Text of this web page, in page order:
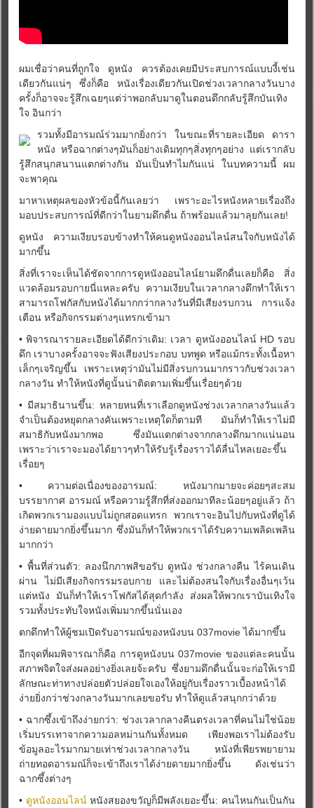
ผมเชื่อว่าคนที่ถูกใจ ดูหนัง ควรต้องเคยมีประสบการณ์แบบงี้เช่น
เดียวกันแน่ๆ ซึ่งก็คือ หนังเรื่องเดียวกันเปิดช่วงเวลากลางวันบาง
ครั้งก็อาจจะรู้สึกเฉยๆแต่ว่าพอกลับมาดูในตอนดึกกลับรู้สึกบันเทิง
ใจ อินกว่า
รวมทั้งมีอารมณ์ร่วมมากยิ่งกว่า ในขณะที่รายละเอียด ดารา
หนัง หรือฉากต่างๆมันก็อย่างเดิมทุกๆสิ่งทุกๆอย่าง แต่เรากลับ
รู้สึกสนุกสนานแตกต่างกัน มันเป็นทำไมกันแน่ ในบทความนี้ ผม
จะพาคุณ
มาหาเหตุผลของหัวข้อนี้กันเลยว่า เพราะอะไรหนังหลายเรื่องถึง
มอบประสบการณ์ที่ดีกว่าในยามดึกดื่น ถ้าพร้อมแล้วมาลุยกันเลย!
ดูหนัง ความเงียบรอบข้างทำให้คนดูหนังออนไลน์สนใจกับหนังได้
มากขึ้น
สิ่งที่เราจะเห็นได้ชัดจากการดูหนังออนไลน์ยามดึกดื่นเลยก็คือ สิ่ง
แวดล้อมรอบกายนี่แหละครับ ความเงียบในเวลากลางดึกทำให้เรา
สามารถโฟกัสกับหนังได้มากกว่ากลางวันที่มีเสียงรบกวน การแจ้ง
เตือน หรือกิจกรรมต่างๆแทรกเข้ามา
• พิจารณารายละเอียดได้ดีกว่าเดิม: เวลา ดูหนังออนไลน์ HD รอบ
ดึก เราบางครั้งอาจจะฟังเสียงประกอบ บทพูด หรือแม้กระทั้งเนื้อหา
เล็กๆเจริญขึ้น เพราะเหตุว่ามันไม่มีสิ่งรบกวนมากราวกับช่วงเวลา
กลางวัน ทำให้หนังที่ดูนั้นน่าติดตามเพิ่มขึ้นเรื่อยๆด้วย
• มีสมาธินานขึ้น: หลายหนที่เราเลือกดูหนังช่วงเวลากลางวันแล้ว
จำเป็นต้องหยุดกลางคันเพราะเหตุใดก็ตามที มันก็ทำให้เราไม่มี
สมาธิกับหนังมากพอ ซึ่งมันแตกต่างจากกลางดึกมากแน่นอน
เพราะว่าเราจะมองได้ยาวๆทำให้รับรู้เรื่องราวได้ลื่นไหลเยอะขึ้น
เรื่อยๆ
• ความต่อเนื่องของอารมณ์: หนังมากมายจะค่อยๆสะสม
บรรยากาศ อารมณ์ หรือความรู้สึกที่ส่งออกมาทีละน้อยๆอยู่แล้ว ถ้า
เกิดพวกเรามองแบบไม่ถูกสอดแทรก พวกเราจะอินไปกับหนังที่ดูได้
ง่ายดายมากยิ่งขึ้นมาก ซึ่งมันก็ทำให้พวกเราได้รับความเพลิดเพลิน
มากกว่า
• พื้นที่ส่วนตัว: ลองนึกภาพสิขอรับ ดูหนัง ช่วงกลางคืน ไร้คนเดิน
ผ่าน ไม่มีเสียงกิจกรรมรอบกาย และไม่ต้องสนใจกับเรื่องอื่นๆเว้น
แต่หนัง มันก็ทำให้เราโฟกัสได้สุดกำลัง ส่งผลให้พวกเราบันเทิงใจ
รวมทั้งประทับใจหนังเพิ่มมากขึ้นนั่นเอง
ตกดึกทำให้ผู้ชมเปิดรับอารมณ์ของหนังบน 037movie ได้มากขึ้น
อีกจุดที่ผมพิจารณาก็คือ การดูหนังบน 037movie ของแต่ละคนนั้น
สภาพจิตใจส่งผลอย่างยิ่งเลยจ้ะครับ ซึ่งยามดึกดื่นนั้นจะก่อให้เรามี
ลักษณะท่าทางปล่อยตัวปล่อยใจเองให้อยู่กับเรื่องราวเบื้องหน้าได้
ง่ายยิ่งกว่าช่วงกลางวันมากเลยขอรับ ทำให้ดูแล้วสนุกกว่าด้วย
• ฉากซึ้งเข้าถึงง่ายกว่า: ช่วงเวลากลางคืนตรงเวลาที่คนไม่ใช่น้อย
เริ่มบรรเทาจากความอลหม่านกันทั้งหมด เพียงพอเราไม่ต้องรับ
ข้อมูลอะไรมากมายเท่าช่วงเวลากลางวัน หนังที่เพียรพยายาม
ถ่ายทอดอารมณ์ก็จะเข้าถึงเราได้ง่ายดายมากยิ่งขึ้น ดังเช่นว่า
ฉากซึ้งต่างๆ
• ดูหนังออนไลน์หนังสยองขวัญก็มีพลังเยอะขึ้น: คนไหนกันเป็นกัน